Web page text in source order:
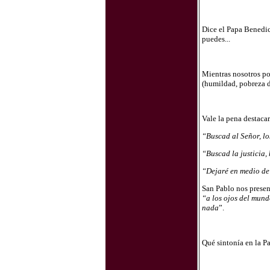
Dice el Papa
puedes...
Mientras nosotros
(humildad, pobreza
Vale la pena
“Buscad al Señor,
“Buscad la justicia,
“Dejaré en medio
San Pablo nos
“a los ojos del
nada”.
Qué sintonía en la